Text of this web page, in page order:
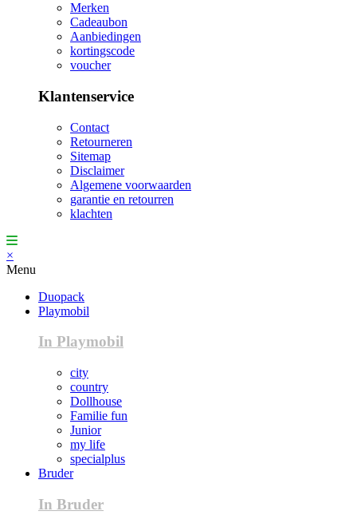
Merken
Cadeaubon
Aanbiedingen
kortingscode
voucher
Klantenservice
Contact
Retourneren
Sitemap
Disclaimer
Algemene voorwaarden
garantie en retourren
klachten
×
Menu
Duopack
Playmobil
In Playmobil
city
country
Dollhouse
Familie fun
Junior
my life
specialplus
Bruder
In Bruder